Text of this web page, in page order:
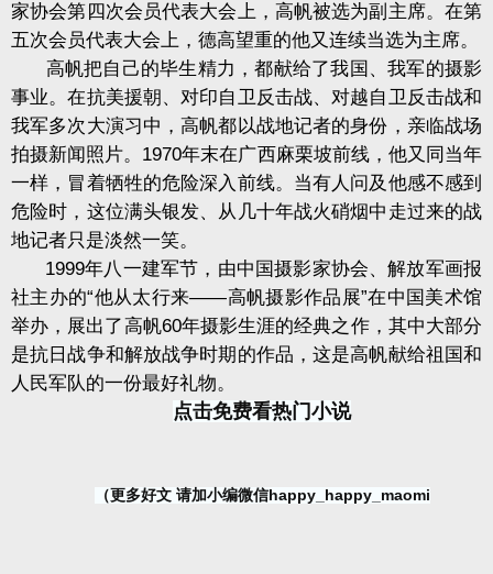
家协会第四次会员代表大会上，高帆被选为副主席。在第
五次会员代表大会上，德高望重的他又连续当选为主席。
高帆把自己的毕生精力，都献给了我国、我军的摄影
事业。在抗美援朝、对印自卫反击战、对越自卫反击战和
我军多次大演习中，高帆都以战地记者的身份，亲临战场
拍摄新闻照片。1970年末在广西麻栗坡前线，他又同当年
一样，冒着牺牲的危险深入前线。当有人问及他感不感到
危险时，这位满头银发、从几十年战火硝烟中走过来的战
地记者只是淡然一笑。
1999年八一建军节，由中国摄影家协会、解放军画报
社主办的“他从太行来——高帆摄影作品展”在中国美术馆
举办，展出了高帆60年摄影生涯的经典之作，其中大部分
是抗日战争和解放战争时期的作品，这是高帆献给祖国和
人民军队的一份最好礼物。
点击免费看热门小说
（更多好文 请加小编微信happy_happy_maomi